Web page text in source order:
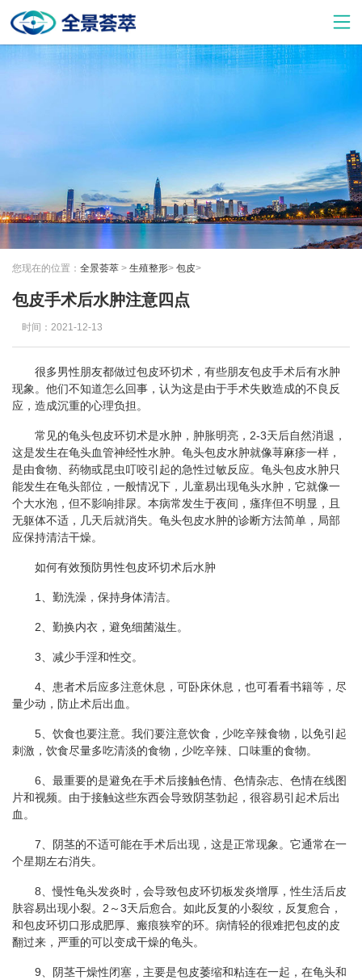
您现在的位置： 全景荟萃 > 生殖整形> 包皮>
包皮手术后水肿注意四点
时间：2021-12-13
很多男性朋友都做过包皮环切术，有些朋友包皮手术后有水肿
现象。他们不知道怎么回事，认为这是由于手术失败造成的不良反
应，造成沉重的心理负担。
常见的龟头包皮环切术是水肿，肿胀明亮，2-3天后自然消退，
这是发生在龟头血管神经性水肿。龟头包皮水肿就像荨麻疹一样，
是由食物、药物或昆虫叮咬引起的急性过敏反应。龟头包皮水肿只
能发生在龟头部位，一般情况下，儿童易出现龟头水肿，它就像一
个大水泡，但不影响排尿。本病常发生于夜间，瘙痒但不明显，且
无躯体不适，几天后就消失。龟头包皮水肿的诊断方法简单，局部
应保持清洁干燥。
如何有效预防男性包皮环切术后水肿
1、勤洗澡，保持身体清洁。
2、勤换内衣，避免细菌滋生。
3、减少手淫和性交。
4、患者术后应多注意休息，可卧床休息，也可看看书籍等，尽
量少动，防止术后出血。
5、饮食也要注意。我们要注意饮食，少吃辛辣食物，以免引起
刺激，饮食尽量多吃清淡的食物，少吃辛辣、口味重的食物。
6、最重要的是避免在手术后接触色情、色情杂志、色情在线图
片和视频。由于接触这些东西会导致阴茎勃起，很容易引起术后出
血。
7、阴茎的不适可能在手术后出现，这是正常现象。它通常在一
个星期左右消失。
8、慢性龟头发炎时，会导致包皮环切板发炎增厚，性生活后皮
肤容易出现小裂。2～3天后愈合。如此反复的小裂纹，反复愈合，
和包皮环切口形成肥厚、瘢痕狭窄的环。病情轻的很难把包皮的皮
翻过来，严重的可以变成干燥的龟头。
9、阴茎干燥性闭塞，主要是包皮萎缩和粘连在一起，在龟头和